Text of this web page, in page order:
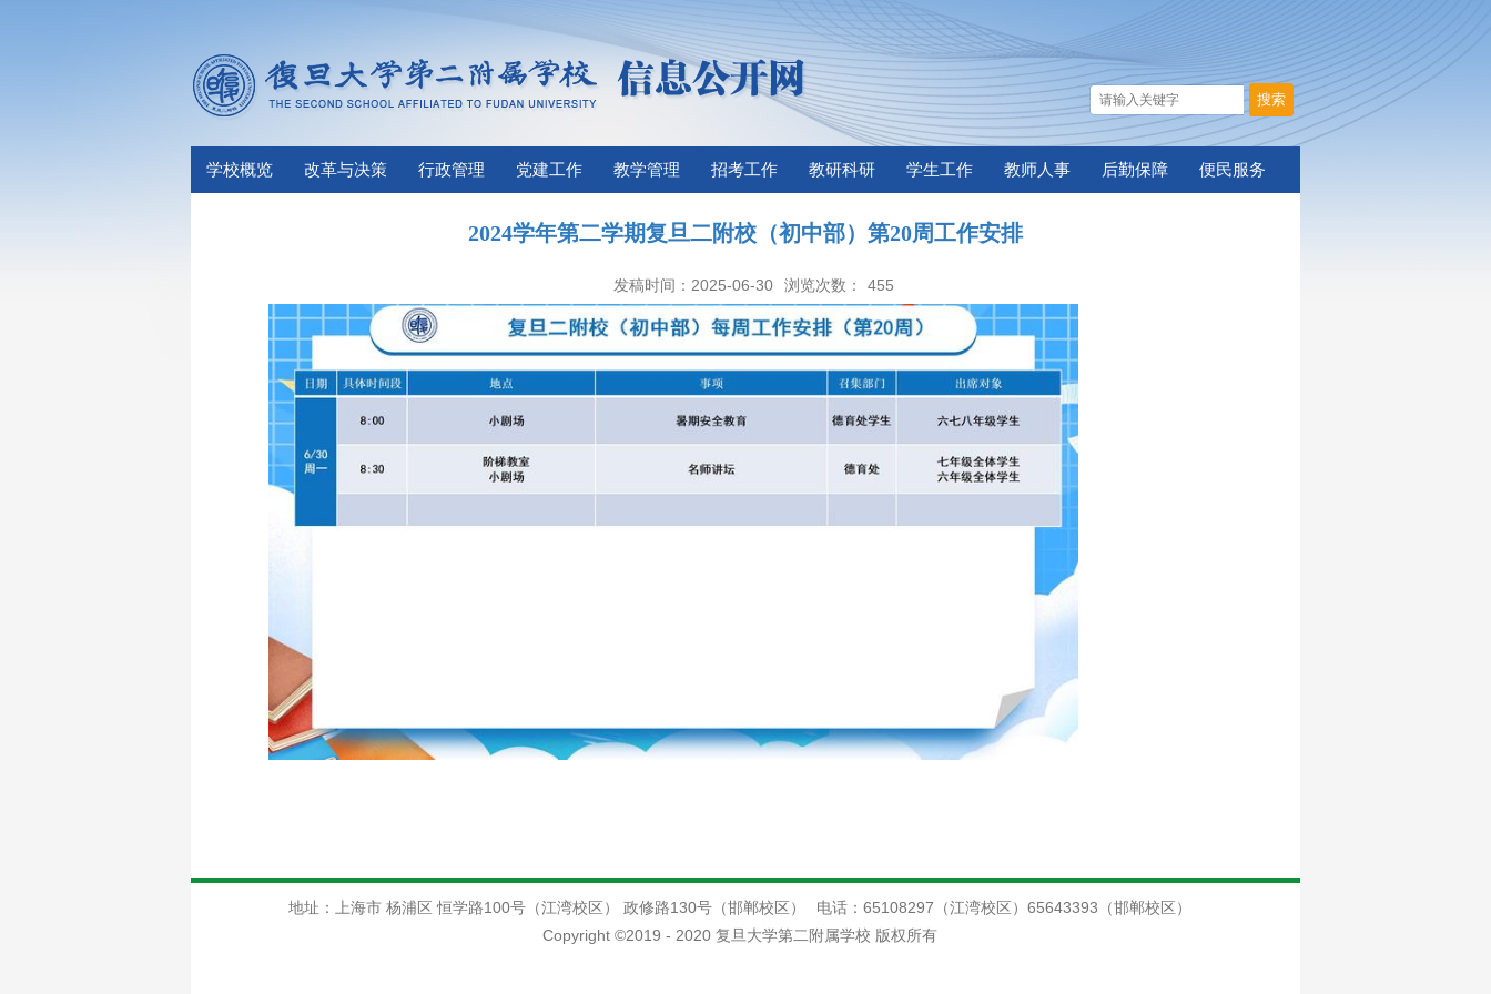
学校概览 改革与决策 行政管理 党建工作 教学管理 招考工作 教研科研 学生工作 教师人事 后勤保障 便民服务
2024学年第二学期复旦二附校（初中部）第20周工作安排
发稿时间：2025-06-30 浏览次数： 455
地址：上海市 杨浦区 恒学路100号（江湾校区） 政修路130号（邯郸校区）
电话：65108297（江湾校区）65643393（邯郸校区）
Copyright ©2019 - 2020 复旦大学第二附属学校 版权所有